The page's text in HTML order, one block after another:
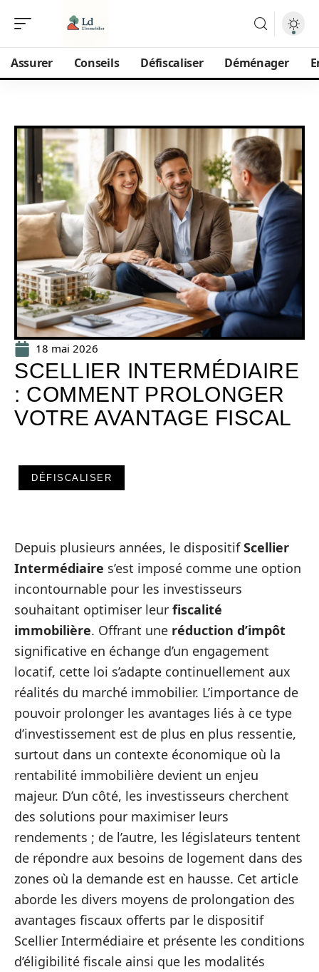
Assurer Conseils Défiscaliser Déménager
18 mai 2026
SCELLIER INTERMÉDIAIRE
: COMMENT PROLONGER
VOTRE AVANTAGE FISCAL
DÉFISCALISER
Depuis plusieurs années, le dispositifScellier
Intermédiaire s’est imposé comme une option
incontournable pour les investisseurs
souhaitant optimiser leur fiscalité
immobilière. Offrant une réduction d’impôt
significative en échange d’un engagement
locatif, cette loi s’adapte continuellement aux
réalités du marché immobilier. L’importance de
pouvoir prolonger les avantages liés à ce type
d’investissement est de plus en plus ressentie,
surtout dans un contexte économique où la
rentabilité immobilière devient un enjeu
majeur. D’un côté, les investisseurs cherchent
des solutions pour maximiser leurs
rendements ; de l’autre, les législateurs tentent
de répondre aux besoins de logement dans des
zones où la demande est en hausse. Cet article
aborde les divers moyens de prolongation des
avantages fiscaux offerts par le dispositif
Scellier Intermédiaire et présente les conditions
d’éligibilité fiscale ainsi que les modalités